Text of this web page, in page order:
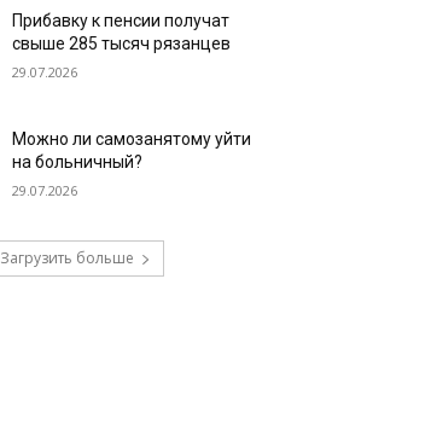
Прибавку к пенсии получат
свыше 285 тысяч рязанцев
29.07.2026
Можно ли самозанятому уйти
на больничный?
29.07.2026
Загрузить больше